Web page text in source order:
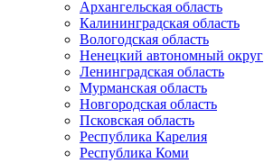
Архангельская область
Калининградская область
Вологодская область
Ненецкий автономный округ
Ленинградская область
Мурманская область
Новгородская область
Псковская область
Республика Карелия
Республика Коми